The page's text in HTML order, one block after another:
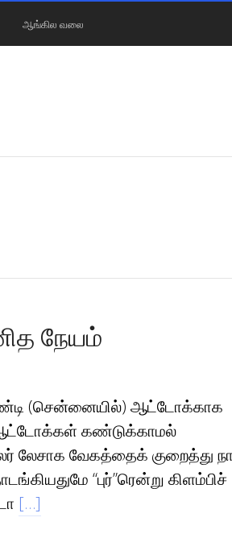
ஆங்கில வலை
நேயம்
(சென்னையில்) ஆட்டோக்காக
ஆட்டோக்கள் கண்டுக்காமல்
லேசாக வேகத்தைக் குறைத்து
“புர்”ரென்று கிளம்பிச்
[…]